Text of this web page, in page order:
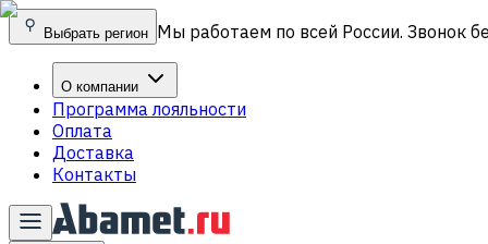
Выбрать регион Мы работаем по всей России. Звонок
О компании
Программа лояльности
Оплата
Доставка
Контакты